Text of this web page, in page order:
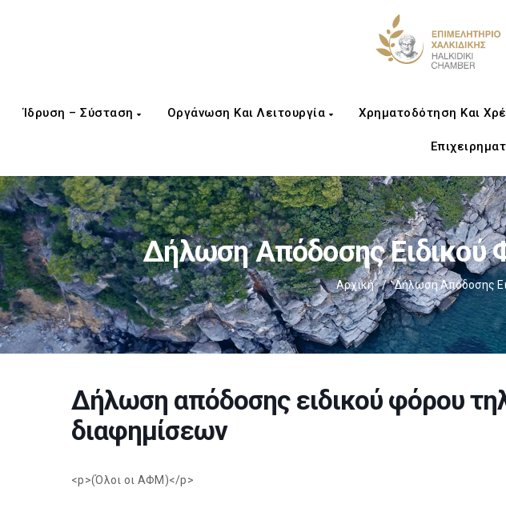
Ίδρυση – Σύσταση Οργάνωση Και Λειτουργία Χρηματοδότηση Και
Δήλωση Απόδοσης Ειδικού
Αρχική / Δήλωση Απόδοσης
Δήλωση απόδοσης ειδικού φόρου
διαφημίσεων
<p>(Όλοι οι ΑΦΜ)</p>